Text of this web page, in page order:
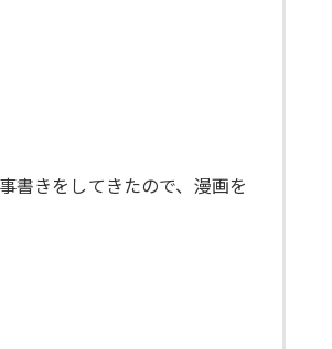
書きをしてきたので、漫画を